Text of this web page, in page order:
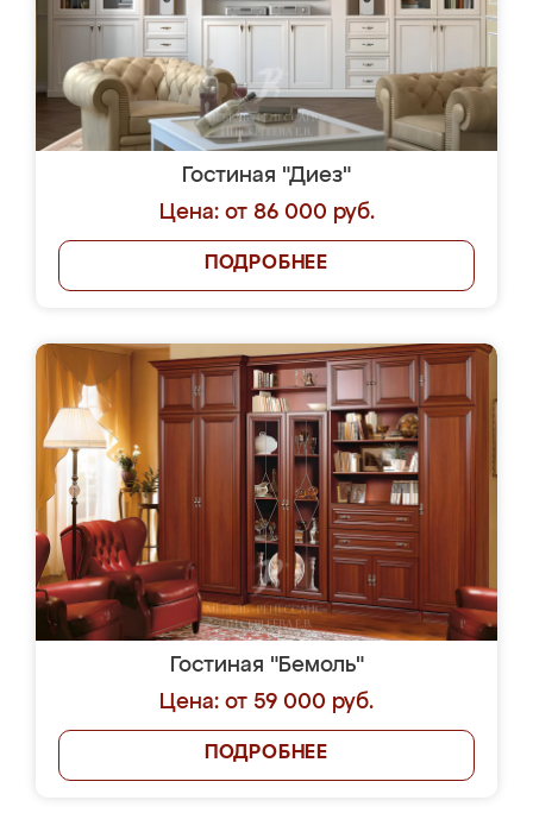
Гостиная "Диез"
Цена: от 86 000 руб.
ПОДРОБНЕЕ
Гостиная "Бемоль"
Цена: от 59 000 руб.
ПОДРОБНЕЕ